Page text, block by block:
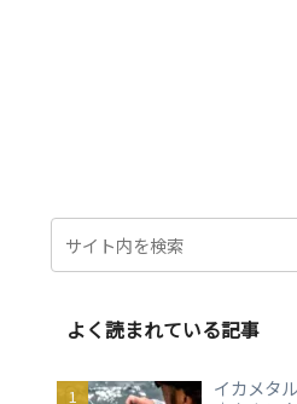
よく読まれている記事
イカメタ